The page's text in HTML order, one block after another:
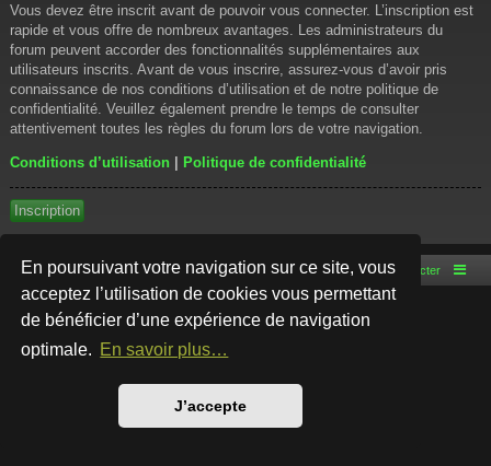
En poursuivant votre navigation sur ce site, vous
acceptez l’utilisation de cookies vous permettant
de bénéficier d’une expérience de navigation
optimale. En savoir plus…
J’accepte
Vous devez être inscrit avant de pouvoir vous connecter. L’inscription est
rapide et vous offre de nombreux avantages. Les administrateurs du
forum peuvent accorder des fonctionnalités supplémentaires aux
utilisateurs inscrits. Avant de vous inscrire, assurez-vous d’avoir pris
connaissance de nos conditions d’utilisation et de notre politique de
confidentialité. Veuillez également prendre le temps de consulter
attentivement toutes les règles du forum lors de votre navigation.
Conditions d’utilisation | Politique de confidentialité
Inscription
Accueil du forum Nous contacter
Développé parphpBB® Forum Software © phpBB Limited
Style par
Traduction française officielle